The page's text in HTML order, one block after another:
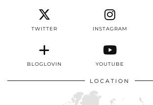
TWITTER INSTAGRAM
BLOGLOVIN YOUTUBE
LOCATION